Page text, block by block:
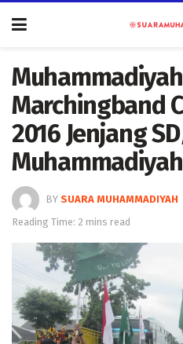
Muhammadiyah
Marchingband
2016 Jenjang
BY SUARA MUHAMMADIYAH
Reading Time: 2 mins read